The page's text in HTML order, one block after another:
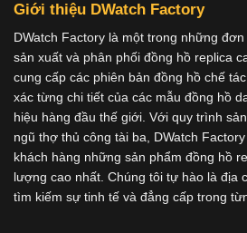
Giới thiệu DWatch Factory
DWatch Factory là một trong những
sản xuất và phân phối đồng hồ replica
cung cấp các phiên bản đồng hồ chế
xác từng chi tiết của các mẫu đồng hồ
hiệu hàng đầu thế giới. Với quy trình
ngũ thợ thủ công tài ba, DWatch
khách hàng những sản phẩm đồng hồ
lượng cao nhất. Chúng tôi tự hào là địa
tìm kiếm sự tinh tế và đẳng cấp trong